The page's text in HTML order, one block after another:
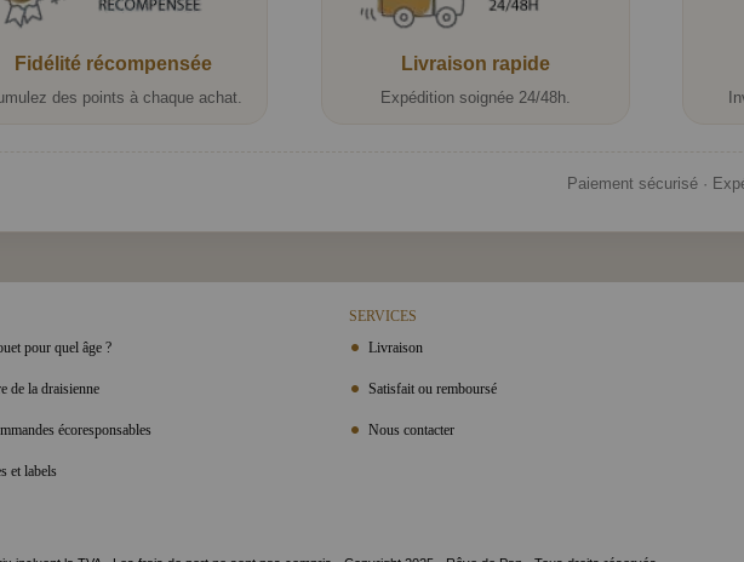
Fidélité récompensée
des points à chaque achat.
Livraison rapide
Expédition soignée 24/48h.
Paiement sécurisé ·
pour quel âge ?
de la draisienne
écoresponsables
et labels
SERVICES
Livraison
Satisfait ou remboursé
Nous contacter